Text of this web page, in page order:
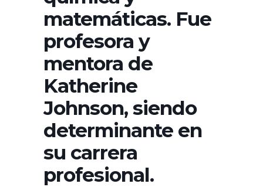
matemáticas. Fue
profesora y
mentora de
Katherine
Johnson, siendo
determinante en
su carrera
profesional.